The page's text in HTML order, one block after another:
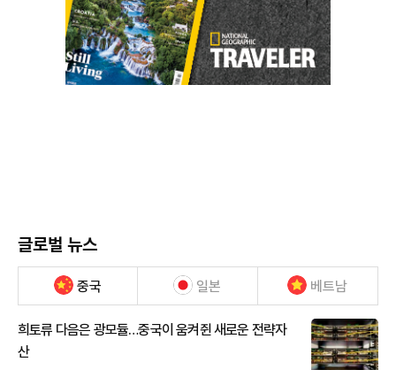
글로벌 뉴스
중국 일본 베트남
희토류 다음은 광모듈…중국이 움켜쥔 새로운 전략자
산